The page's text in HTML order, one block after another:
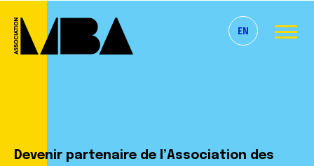
EN
Devenir partenaire de l’Association des